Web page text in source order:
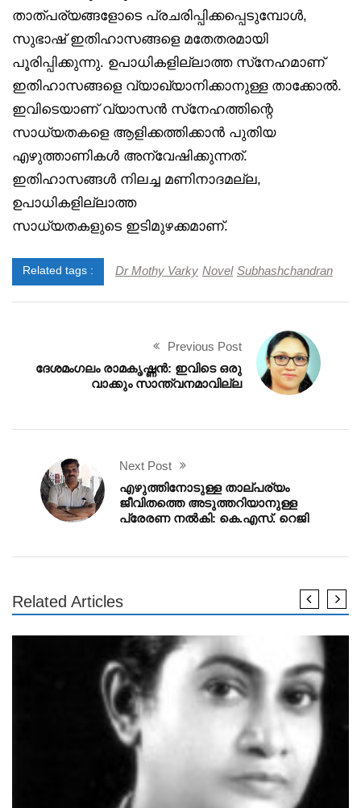
താത്പര്യങ്ങളോടെ പ്രചരിപ്പിക്കപ്പെടുമ്പോൾ,
സുഭാഷ് ഇതിഹാസങ്ങളെ മതേതരമായി
പൂരിപ്പിക്കുന്നു. ഉപാധികളില്ലാത്ത സ്‌നേഹമാണ്
ഇതിഹാസങ്ങളെ വ്യാഖ്യാനിക്കാനുള്ള താക്കോൽ.
ഇവിടെയാണ് വ്യാസൻ സ്‌നേഹത്തിന്റെ
സാധ്യതകളെ ആളിക്കത്തിക്കാൻ പുതിയ
എഴുത്താണികൾ അന്വേഷിക്കുന്നത്.
ഇതിഹാസങ്ങൾ നിലച്ച മണിനാദമല്ല,
ഉപാധികളില്ലാത്ത
സാധ്യതകളുടെ ഇടിമുഴക്കമാണ്.
Related tags : Dr Mothy Varky Novel Subhashchandran
Previous Post
ദേശമംഗലം രാമകൃഷ്ണൻ: ഇവിടെ ഒരു
വാക്കും സാന്ത്വനമാവില്ല
Next Post
എഴുത്തിനോടുള്ള താല്‌പര്യം
ജീവിതത്തെ അടുത്തറിയാനുള്ള
പ്രേരണ നൽകി: കെ.എസ്. റെജി
Related Articles